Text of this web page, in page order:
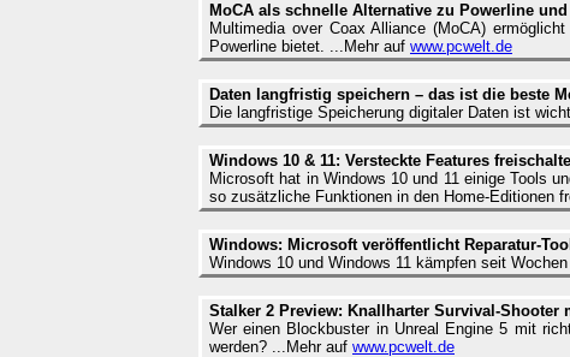
MoCA als schnelle Alternative zu Powerline
Multimedia over Coax Alliance (MoCA)
Powerline bietet. ...Mehr auf www.pcwelt.de
Daten langfristig speichern – das ist die beste
Die langfristige Speicherung digitaler Daten ist
Windows 10 & 11: Versteckte Features
Microsoft hat in Windows 10 und 11 einige Tools
so zusätzliche Funktionen in den Home-Editionen
Windows: Microsoft veröffentlicht Reparatur-
Windows 10 und Windows 11 kämpfen seit
Stalker 2 Preview: Knallharter Survival-Shooter
Wer einen Blockbuster in Unreal Engine 5 mit
werden? ...Mehr auf www.pcwelt.de